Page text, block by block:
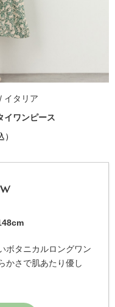
/ イタリア
イワンピース
ボタニカルロングワン
かさで肌あたり優し